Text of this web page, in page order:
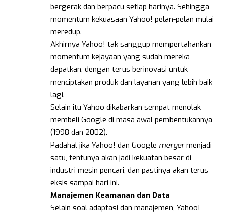
bergerak dan berpacu setiap harinya. Sehingga
momentum kekuasaan Yahoo! pelan-pelan mulai
meredup.
Akhirnya Yahoo! tak sanggup mempertahankan
momentum kejayaan yang sudah mereka
dapatkan, dengan terus berinovasi untuk
menciptakan produk dan layanan yang lebih baik
lagi.
Selain itu Yahoo dikabarkan sempat menolak
membeli Google di masa awal pembentukannya
(1998 dan 2002).
Padahal jika Yahoo! dan Google mergermenjadi
satu, tentunya akan jadi kekuatan besar di
industri mesin pencari, dan pastinya akan terus
eksis sampai hari ini.
Manajemen Keamanan dan Data
Selain soal adaptasi dan manajemen, Yahoo!